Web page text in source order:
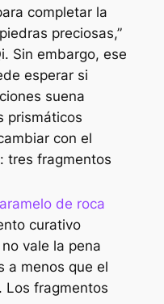
completar la
preciosas,”
Sin embargo, ese
esperar si
suena
prismáticos
con el
tres fragmentos
de roca
curativo
vale la pena
a menos que el
Los fragmentos